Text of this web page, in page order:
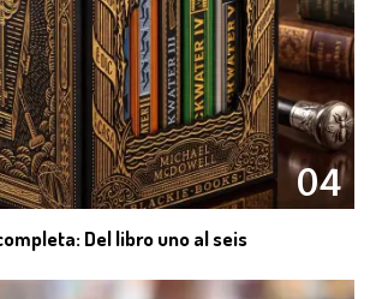
04
Del libro uno al seis